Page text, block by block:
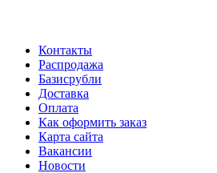
Контакты
Распродажа
Базисрубли
Доставка
Оплата
Как оформить заказ
Карта сайта
Вакансии
Новости